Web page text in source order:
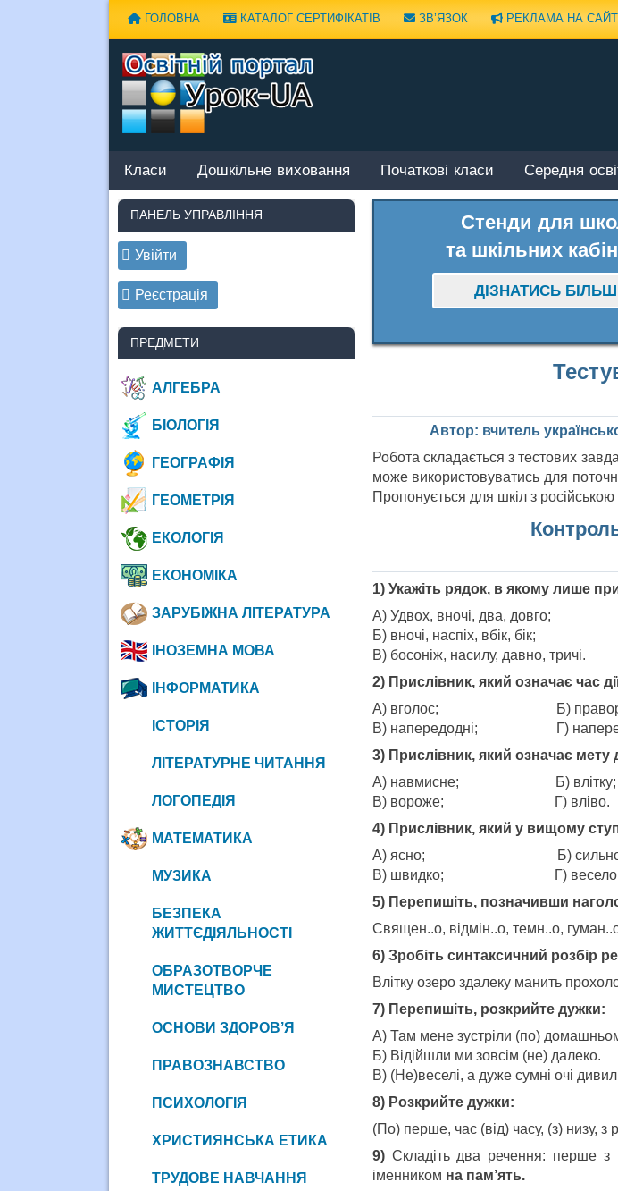
ГОЛОВНА КАТАЛОГ СЕРТИФІКАТІВ ЗВ’ЯЗОК РЕКЛАМА НА
Класи Дошкільне виховання Початкові класи Середня
Стенди для
та шкільних
ДІЗНАТИСЬ
Автор: вчитель
Робота складається з тестових
може використовуватись для
Пропонується для шкіл з
1) Укажіть рядок, в якому лише
А) Удвох, вночі, два, довго;
Б) вночі, наспіх, вбік, бік;
В) босоніж, насилу, давно, тричі.
2) Прислівник, який означає час
А) вголос; Б)
В) напередодні; Г)
3) Прислівник, який означає мету
А) навмисне; Б) влітку;
В) вороже; Г) вліво.
4) Прислівник, який у вищому
А) ясно; Б)
В) швидко; Г)
5) Перепишіть, позначивши
Священ..о, відмін..о, темн..о,
6) Зробіть синтаксичний розбір
Влітку озеро здалеку манить
7) Перепишіть, розкрийте дужки:
А) Там мене зустріли (по)
Б) Відійшли ми зовсім (не) далеко.
В) (Не)веселі, а дуже сумні очі
8) Розкрийте дужки:
(По) перше, час (від) часу, (з) низу, з
9)Складіть два речення: перше з
іменником на пам’ять.
ПАНЕЛЬ УПРАВЛІННЯ
Увійти
Реєстрація
ПРЕДМЕТИ
АЛГЕБРА
БІОЛОГІЯ
ГЕОГРАФІЯ
ГЕОМЕТРІЯ
ЕКОЛОГІЯ
ЕКОНОМІКА
ЗАРУБІЖНА ЛІТЕРАТУРА
ІНОЗЕМНА МОВА
ІНФОРМАТИКА
ІСТОРІЯ
ЛІТЕРАТУРНЕ ЧИТАННЯ
ЛОГОПЕДІЯ
МАТЕМАТИКА
МУЗИКА
БЕЗПЕКА
ЖИТТЄДІЯЛЬНОСТІ
ОБРАЗОТВОРЧЕ
МИСТЕЦТВО
ОСНОВИ ЗДОРОВ’Я
ПРАВОЗНАВСТВО
ПСИХОЛОГІЯ
ХРИСТИЯНСЬКА ЕТИКА
ТРУДОВЕ НАВЧАННЯ